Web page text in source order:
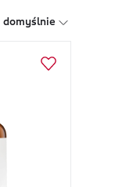
domyślnie